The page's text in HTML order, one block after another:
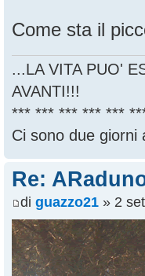
Come sta il
...LA VITA PUO'
AVANTI!!!
*** *** *** *** ***
Ci sono due giorni
Re:
di guazzo21 » 2